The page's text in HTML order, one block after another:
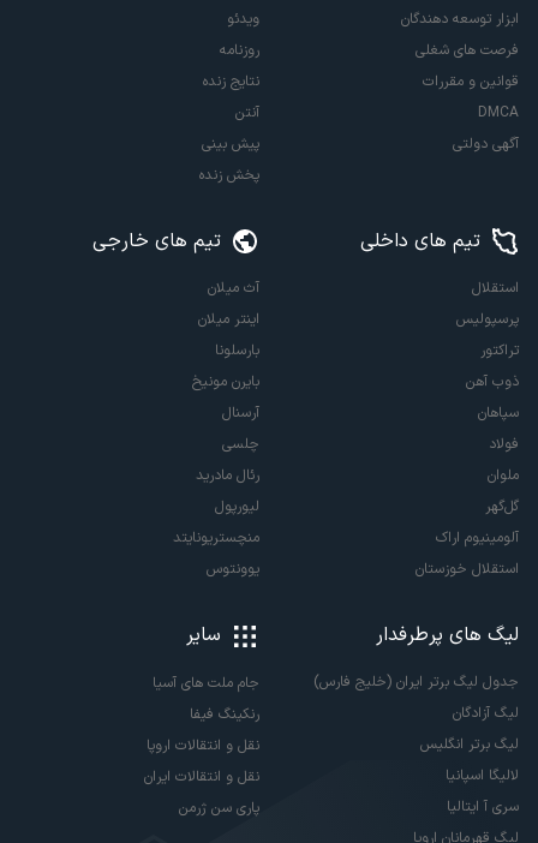
ابزار توسعه دهندگان
فرصت های شغلی
قوانین و مقررات
DMCA
آگهی دولتی
ویدئو
روزنامه
نتایج زنده
آنتن
پیش بینی
پخش زنده
تیم های داخلی
استقلال
پرسپولیس
تراکتور
ذوب آهن
سپاهان
فولاد
ملوان
گل‌گهر
آلومینیوم اراک
استقلال خوزستان
تیم های خارجی
آث میلان
اینتر میلان
بارسلونا
بایرن مونیخ
آرسنال
چلسی
رئال مادرید
لیورپول
منچستریونایتد
یوونتوس
لیگ های پرطرفدار
جدول لیگ برتر ایران (خلیج فارس)
لیگ آزادگان
لیگ برتر انگلیس
لالیگا اسپانیا
سری آ ایتالیا
لیگ قهرمانان اروپا
سایر
جام ملت های آسیا
رنکینگ فیفا
نقل و انتقالات اروپا
نقل و انتقالات ایران
پاری سن ژرمن